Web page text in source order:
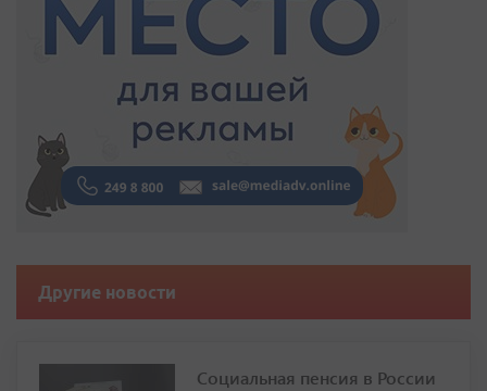
Другие новости
Социальная пенсия в России